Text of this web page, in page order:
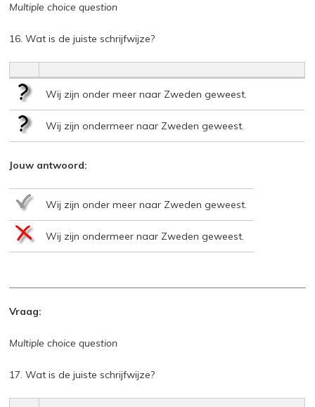
Multiple choice question
16. Wat is de juiste schrijfwijze?
Wij zijn onder meer naar Zweden geweest.
Wij zijn ondermeer naar Zweden geweest.
Jouw antwoord:
Wij zijn onder meer naar Zweden geweest.
Wij zijn ondermeer naar Zweden geweest.
Vraag:
Multiple choice question
17. Wat is de juiste schrijfwijze?